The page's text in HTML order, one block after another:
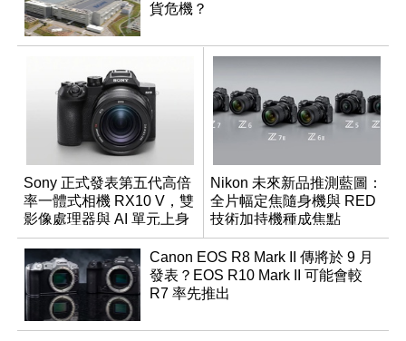
貨危機？
Sony 正式發表第五代高倍
率一體式相機 RX10 V，雙
影像處理器與 AI 單元上身
Nikon 未來新品推測藍圖：
全片幅定焦隨身機與 RED
技術加持機種成焦點
Canon EOS R8 Mark II 傳將於 9 月
發表？EOS R10 Mark II 可能會較
R7 率先推出